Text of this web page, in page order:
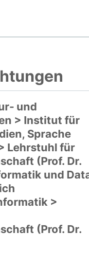
und
> Institut für
Sprache
Lehrstuhl für
(Prof. Dr.
und
>
(Prof. Dr.